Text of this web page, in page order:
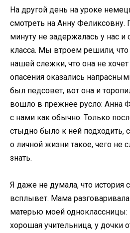
На другой день на уроке
смотреть на Анну Феликсовну.
минуту не задержалась у нас
класса. Мы втроем решили, что
нашей слежки, что она не
опасения оказались
был педсовет, вот она и
вошло в прежнее русло: Анна
с нами как обычно. Только
стыдно было к ней подходить,
о личной жизни такое, чего не
знать.
Я даже не думала, что история
всплывет. Мама
матерью моей
хорошая учительница, у дочки